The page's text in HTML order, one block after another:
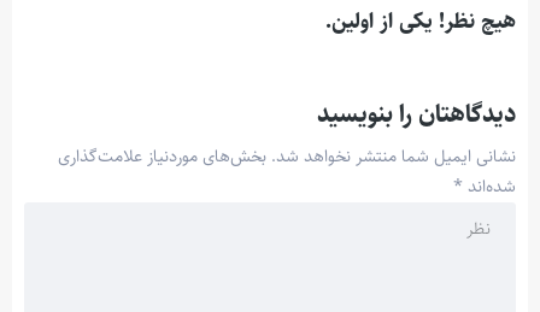
هیچ نظر! یکی از اولین.
دیدگاهتان را بنویسید
نشانی ایمیل شما منتشر نخواهد شد. بخش‌های موردنیاز علامت‌گذاری
شده‌اند *